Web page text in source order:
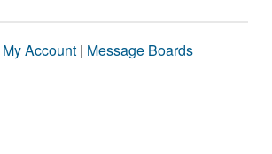
My Account | Message Boards